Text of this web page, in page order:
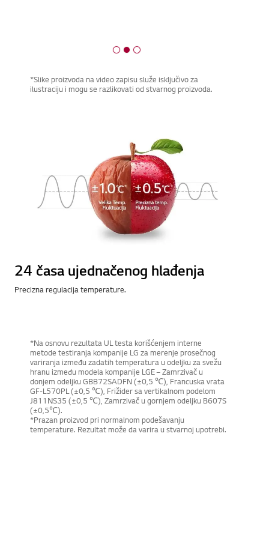
*Slike proizvoda na video zapisu služe isključivo za
ilustraciju i mogu se razlikovati od stvarnog proizvoda.
24 časa ujednačenog hlađenja
Precizna regulacija temperature.
*Na osnovu rezultata UL testa korišćenjem interne
metode testiranja kompanije LG za merenje prosečnog
variranja između zadatih temperatura u odeljku za svežu
hranu između modela kompanije LGE – Zamrzivač u
donjem odeljku GBB72SADFN (±0,5 ℃), Francuska vrata
GF-L570PL (±0,5 ℃), Frižider sa vertikalnom podelom
J811NS35 (±0,5 ℃), Zamrzivač u gornjem odeljku B607S
(±0,5℃).
*Prazan proizvod pri normalnom podešavanju
temperature. Rezultat može da varira u stvarnoj upotrebi.